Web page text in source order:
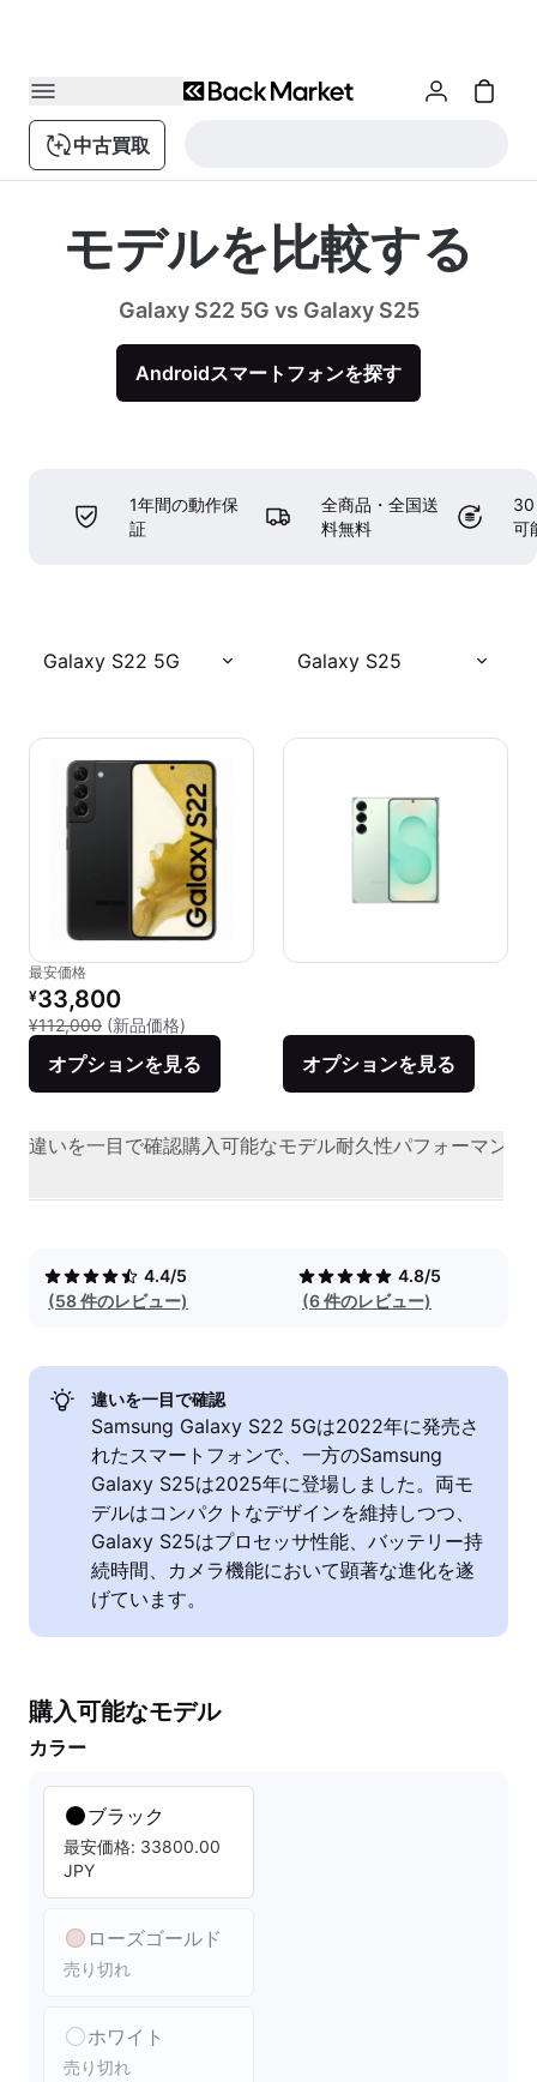
中古買取
モデルを比較する
Galaxy S22 5G vs Galaxy S25
Androidスマートフォンを探す
1年間の動作保
証
全商品・全国送
料無料
30
可
Galaxy S22 5G Galaxy S25
最安価格
リファービッシュ品の価格：
¥33,800
¥112,000 (新品価格)
オプションを見る オプションを見る
違いを一目で確認購入可能なモデル耐久性パフォーマンス
4.4/5
(58 件のレビュー)
4.8/5
(6 件のレビュー)
違いを一目で確認
Samsung Galaxy S22 5Gは2022年に発売さ
れたスマートフォンで、一方のSamsung
Galaxy S25は2025年に登場しました。両モ
デルはコンパクトなデザインを維持しつつ、
Galaxy S25はプロセッサ性能、バッテリー持
続時間、カメラ機能において顕著な進化を遂
げています。
購入可能なモデル
カラー
ブラック
最安価格: 33800.00
JPY
ローズゴールド
売り切れ
ホワイト
売り切れ